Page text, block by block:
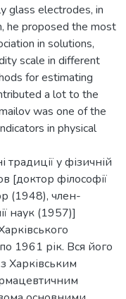
glass electrodes, in
he proposed the most
in solutions,
scale in different
for estimating
a lot to the
was one of the
in physical
традиції у фізичній
[доктор філософії
(1948), член-
наук (1957)]
1961 рік. Вся його
Харківським